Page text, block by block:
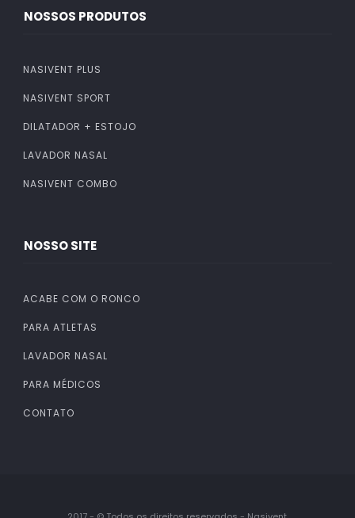
NOSSOS PRODUTOS
NASIVENT PLUS
NASIVENT SPORT
DILATADOR + ESTOJO
LAVADOR NASAL
NASIVENT COMBO
NOSSO SITE
ACABE COM O RONCO
PARA ATLETAS
LAVADOR NASAL
PARA MÉDICOS
CONTATO